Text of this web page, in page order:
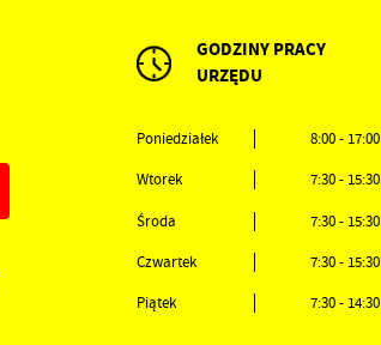
GODZINY PRACY
URZĘDU
Poniedziałek 8:00 - 17:00
Wtorek 7:30 - 15:30
Środa 7:30 - 15:30
Czwartek 7:30 - 15:30
Piątek 7:30 - 14:30